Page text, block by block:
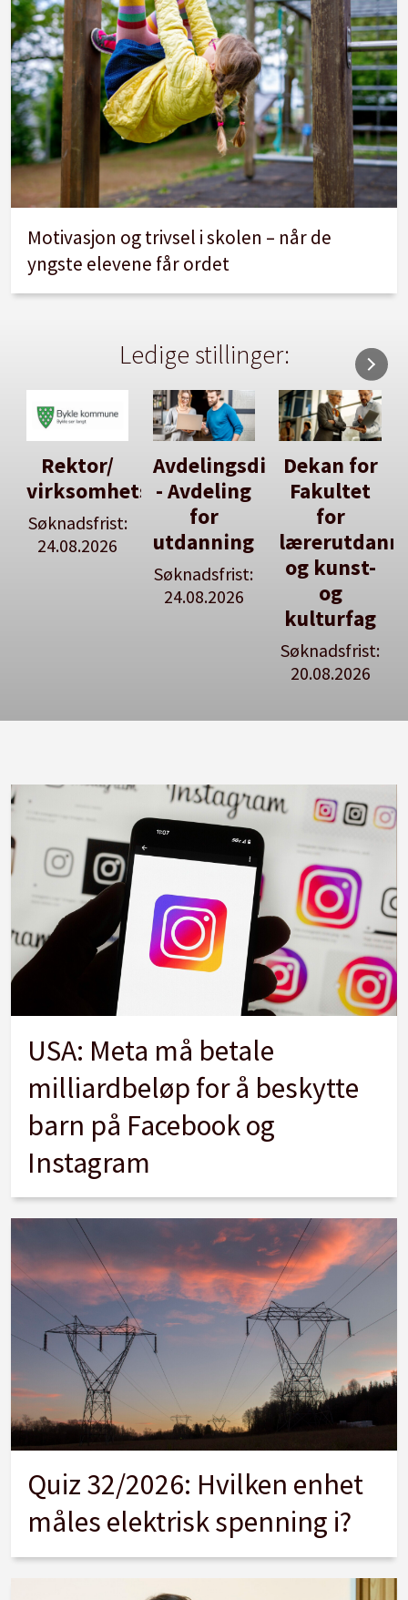
Motivasjon og trivsel i skolen – når de
yngste elevene får ordet
Ledige stillinger:
Avdelingsdirektør
- Avdeling
for
utdanning
Dekan for
Fakultet
for
lærerutdanning
og kunst-
og
Her kan
du utlyse
en ledig
stilling
Se våre
stillingspakker
USA: Meta må betale
milliardbeløp for å beskytte
barn på Facebook og
Instagram
Quiz 32/2026: Hvilken enhet
måles elektrisk spenning i?